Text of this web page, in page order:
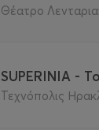
Θέατρο
SUPERINIA -
Τεχνόπολις